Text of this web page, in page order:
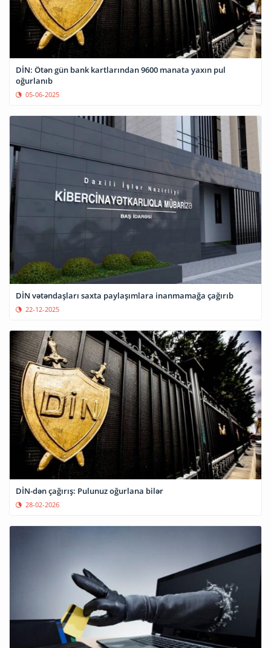
DİN: Ötən gün bank kartlarından 9600 manata yaxın pul
oğurlanıb
05-06-2025
DİN vətəndaşları saxta paylaşımlara inanmamağa çağırıb
22-12-2025
DİN-dən çağırış: Pulunuz oğurlana bilər
28-02-2026